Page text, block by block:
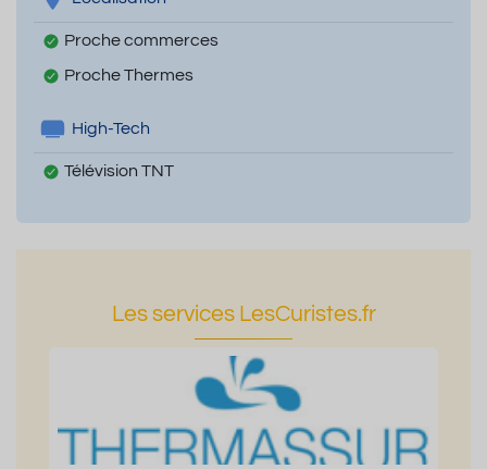
Proche commerces
Proche Thermes
High-Tech
Télévision TNT
Les services LesCuristes.fr